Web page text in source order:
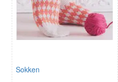
Sokken